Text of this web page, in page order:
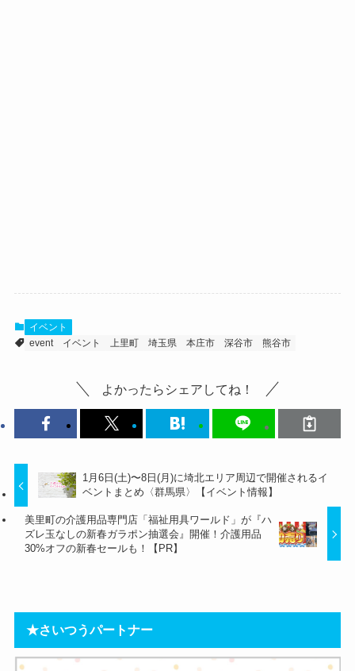
イベント
event
イベント 上里町 埼玉県 本庄市 深谷市 熊谷市
よかったらシェアしてね！
1月6日(土)〜8日(月)に埼北エリア周辺で開催されるイ
ベントまとめ〈群馬県〉【イベント情報】
美里町の介護用品専門店「福祉用具ワールド」が『ハ
ズレ玉なしの新春ガラポン抽選会』開催！介護用品
30%オフの新春セールも！【PR】
★さいつうパートナー